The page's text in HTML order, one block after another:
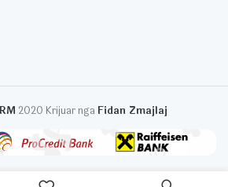
2020 Krijuar ngaFidan Zmajlaj